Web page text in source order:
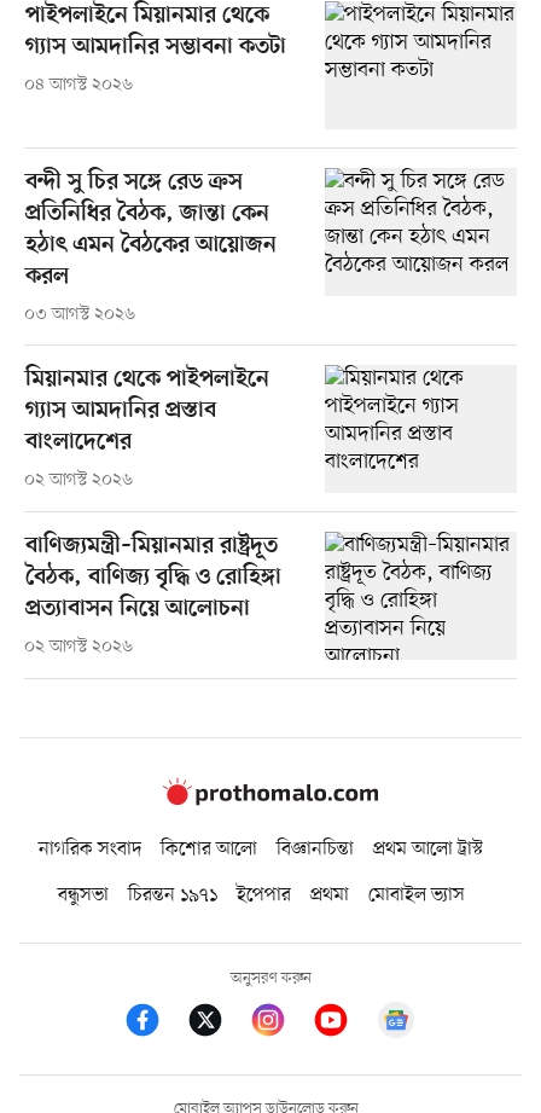
পাইপলাইনে মিয়ানমার থেকে
গ্যাস আমদানির সম্ভাবনা কতটা
০৪ আগস্ট ২০২৬
বন্দী সু চির সঙ্গে রেড ক্রস
প্রতিনিধির বৈঠক, জান্তা কেন
হঠাৎ এমন বৈঠকের আয়োজন
করল
০৩ আগস্ট ২০২৬
মিয়ানমার থেকে পাইপলাইনে
গ্যাস আমদানির প্রস্তাব
বাংলাদেশের
০২ আগস্ট ২০২৬
বাণিজ্যমন্ত্রী–মিয়ানমার রাষ্ট্রদূত
বৈঠক, বাণিজ্য বৃদ্ধি ও রোহিঙ্গা
প্রত্যাবাসন নিয়ে আলোচনা
০২ আগস্ট ২০২৬
নাগরিক সংবাদ কিশোর আলো বিজ্ঞানচিন্তা
প্রথম আলো ট্রাস্ট
বন্ধুসভা
চিরন্তন ১৯৭১ ইপেপার প্রথমা মোবাইল ভ্যাস
অনুসরণ করুন
মোবাইল অ্যাপস ডাউনলোড করুন